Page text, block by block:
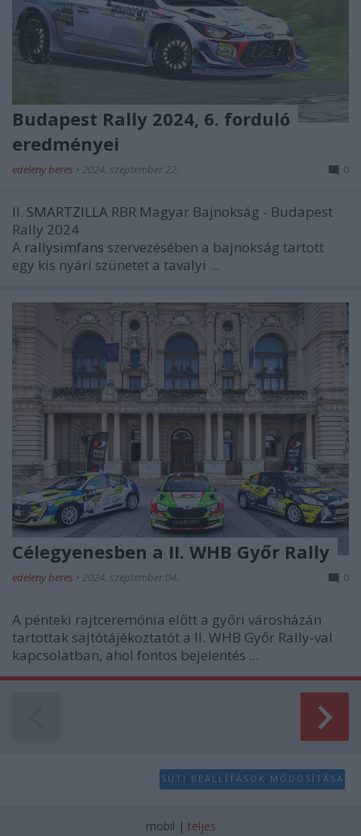
Budapest Rally 2024, 6. forduló
eredményei
edeleny beres • 2024. szeptember 22. 0
II. SMARTZILLA RBR Magyar Bajnokság - Budapest
Rally 2024
A rallysimfans szervezésében a bajnokság tartott
egy kis nyári szünetet a tavalyi ...
Célegyenesben a II. WHB Győr Rally
edeleny beres • 2024. szeptember 04. 0
A pénteki rajtceremónia előtt a győri városházán
tartottak sajtótájékoztatót a II. WHB Győr Rally-val
kapcsolatban, ahol fontos bejelentés ...
SÜTI BEÁLLÍTÁSOK MÓDOSÍTÁSA
mobil | teljes